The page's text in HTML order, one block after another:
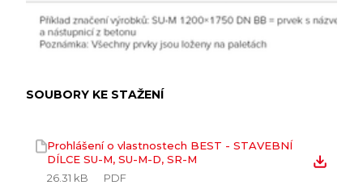
SOUBORY KE STAŽENÍ
Prohlášení o vlastnostech BEST - STAVEBNÍ
DÍLCE SU-M, SU-M-D, SR-M
26.31 kB
PDF